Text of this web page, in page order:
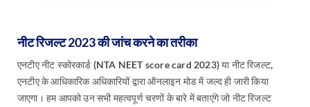
नीट रिजल्ट 2023 की जांच करने का तरीका
एनटीए नीट स्कोरकार्ड (NTA NEET score card 2023) या नीट रिजल्ट,
एनटीए के आधिकारिक अधिकारियों द्वारा ऑनलाइन मोड में जल्द ही जारी किया
जाएगा। हम आपको उन सभी महत्वपूर्ण चरणों के बारे में बताएंगे जो नीट रिजल्ट